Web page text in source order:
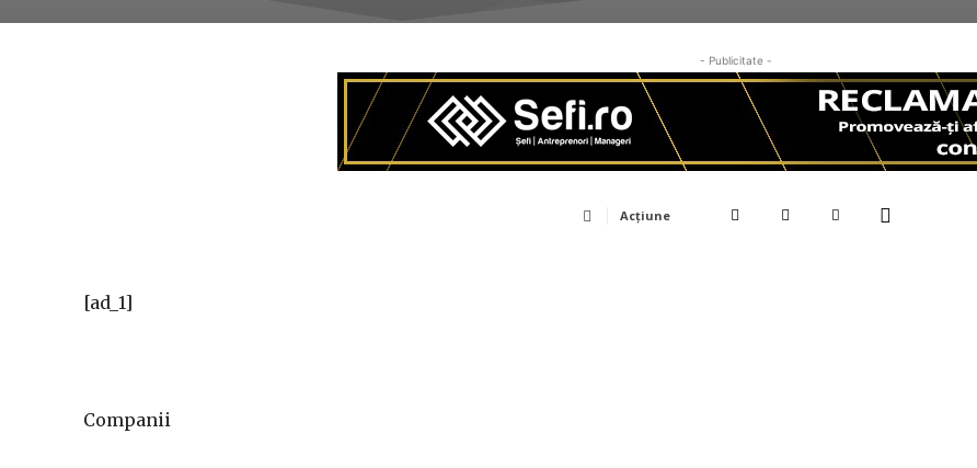
- Publicitate -
Acțiune
[ad_1]
Companii